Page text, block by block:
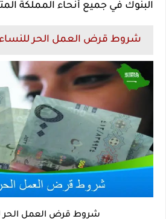
البنوك في جميع أنحاء المملكة
شروط قرض العمل الحر للنساء
شروط قرض العمل الحر